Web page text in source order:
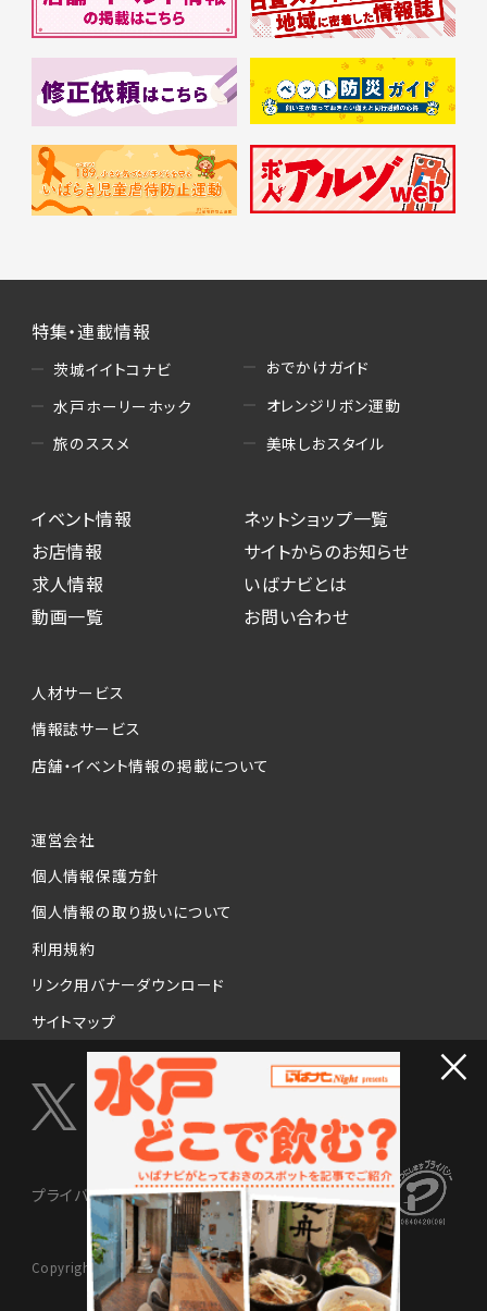
特集・連載情報
茨城イイトコナビ
水戸ホーリーホック
旅のススメ
おでかけガイド
オレンジリボン運動
美味しおスタイル
イベント情報
お店情報
求人情報
動画一覧
ネットショップ一覧
サイトからのお知らせ
いばナビとは
お問い合わせ
人材サービス
情報誌サービス
店舗・イベント情報の掲載について
運営会社
個人情報保護方針
個人情報の取り扱いについて
利用規約
リンク用バナーダウンロード
サイトマップ
プライバシーマーク制度
Copyright © 2024 NISSENMEDIX Ltd. All Rights Reserved.
×